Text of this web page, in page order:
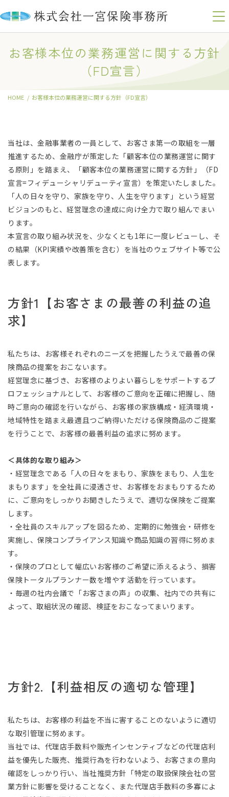
お客様本位の業務運営に関する方針
（FD宣言）
HOME お客様本位の業務運営に関する方針（FD宣言）
当社は、金融事業者の一員として、お客さま第一の取組を一層
推進するため、金融庁が策定した「顧客本位の業務運営に関す
る原則」を踏まえ、「顧客本位の業務運営に関する方針」（FD
宣言=フィデューシャリデューティ宣言）を策定いたしました。
「人の日々を守り、家族を守り、人生を守ります」という経営
ビジョンのもと、経営理念の達成に向け全力で取り組んでまい
ります。
本宣言の取り組み状況を、少なくとも1年に一度レビューし、そ
の結果（KPI実績や改善策を含む）を当社のウェブサイト等で公
表します。
方針1【お客さまの最善の利益の追
求】
私たちは、お客様それぞれのニーズを把握したうえで最善の保
険商品の提案をおこないます。
経営理念に基づき、お客様のよりよい暮らしをサポートするプ
ロフェッショナルとして、お客様のご意向を正確に把握し、随
時ご意向の確認を行いながら、お客様の家族構成・経済環境・
地域特性を踏まえ最適且つご納得いただける保険商品のご提案
を行うことで、お客様の最善利益の追求に努めます。
＜具体的な取り組み＞
・経営理念である「人の日々をまもり、家族をまもり、人生を
まもります」を全社員に浸透させ、お客様をおまもりするため
に、ご意向をしっかりお聞きしたうえで、適切な保険をご提案
します。
・全社員のスキルアップを図るため、定期的に勉強会・研修を
実施し、保険コンプライアンス知識や商品知識の習得に努めま
す。
・保険のプロとして幅広いお客様のご希望に添えるよう、損害
保険トータルプランナー数を増やす活動を行っています。
・毎週の社内会議で「お客さまの声」の収集、社内での共有に
よって、取組状況の確認、検証をおこなってまいります。
方針2.【利益相反の適切な管理】
私たちは、お客様の利益を不当に害することのないように適切
な取引管理に努めます。
当社では、代理店手数料や販売インセンティブなどの代理店利
益を優先した販売、推奨行為を行わないよう、お客さまの意向
確認をしっかり行い、当社推奨方針「特定の取扱保険会社の営
業方針に影響を受けることなく、また代理店手数料の多寡によ